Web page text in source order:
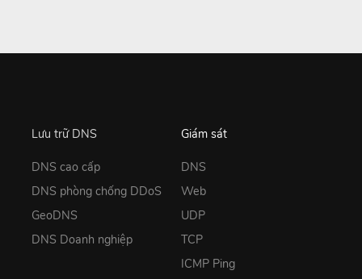
Lưu trữ DNS
DNS cao cấp
DNS phòng chống DDoS
GeoDNS
DNS Doanh nghiệp
Giám sát
DNS
Web
UDP
TCP
ICMP Ping